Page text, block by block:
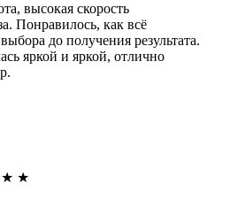
высокая скорость
Понравилось, как всё
до получения результата.
яркой и яркой, отлично
★ ★